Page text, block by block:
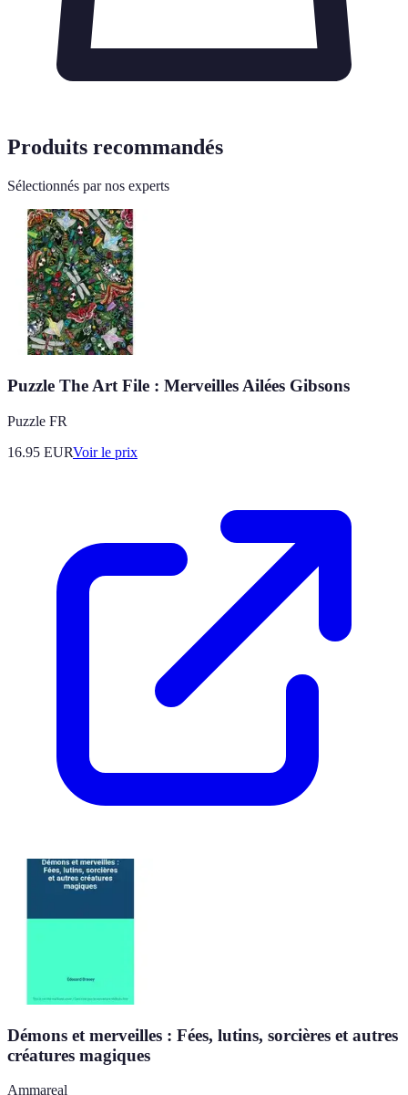
Produits recommandés
Sélectionnés par nos experts
Puzzle The Art File : Merveilles Ailées Gibsons
Puzzle FR
16.95 EURVoir le prix
Démons et merveilles : Fées, lutins, sorcières et autres
créatures magiques
Ammareal